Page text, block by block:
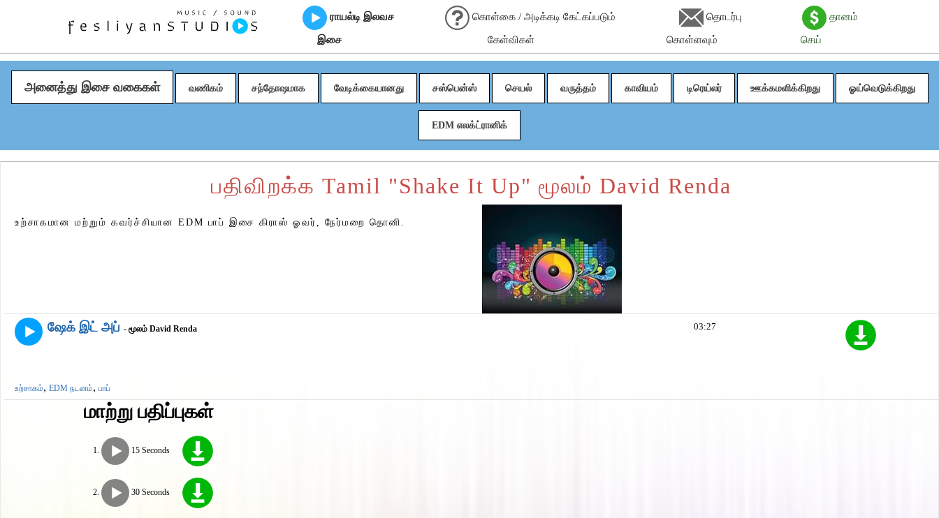
ராயல்டி இலவச
இசை
கொள்கை / அடிக்கடி கேட்கப்படும்
கேள்விகள்
தொடர்பு
கொள்ளவும்
தானம்
செய்
அனைத்து இசை வகைகள் வணிகம் சந்தோஷமாக வேடிக்கையானது சஸ்பென்ஸ் செயல் வருத்தம் காவியம் டிரெய்லர் ஊக்கமளிக்கிறது ஓய்வெடுக்கிறது
EDM எலக்ட்ரானிக்
பதிவிறக்க Tamil "Shake It Up" மூலம் David Renda
உற்சாகமான மற்றும் கவர்ச்சியான EDM பாப் இசை கிராஸ் ஓவர், நேர்மறை தொனி.
ஷேக் இட் அப் - மூலம் David Renda
உற்சாகம், EDM நடனம், பாப்
03:27
மாற்று பதிப்புகள்
15 Seconds
30 Seconds